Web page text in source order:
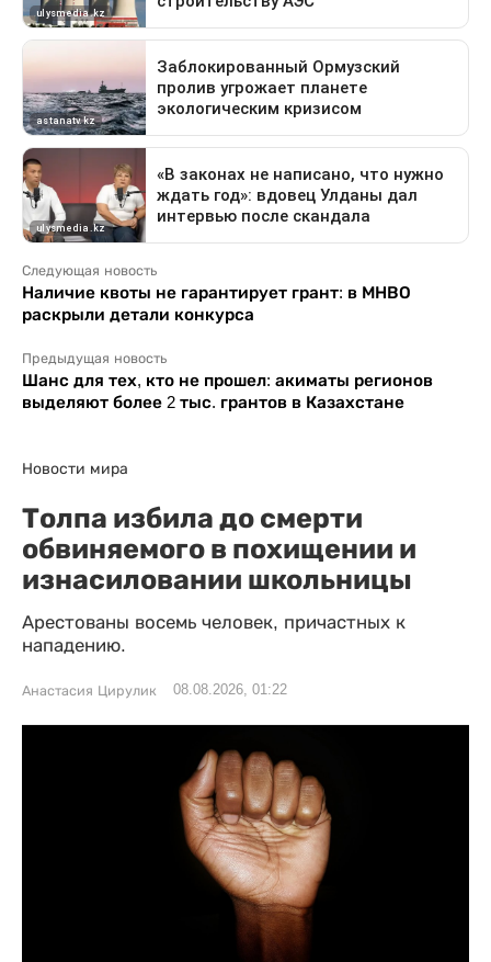
Следующая новость
Наличие квоты не гарантирует грант: в МНВО
раскрыли детали конкурса
Предыдущая новость
Шанс для тех, кто не прошел: акиматы регионов
выделяют более 2 тыс. грантов в Казахстане
Новости мира
Толпа избила до смерти
обвиняемого в похищении и
изнасиловании школьницы
Арестованы восемь человек, причастных к
нападению.
Анастасия Цирулик 08.08.2026, 01:22